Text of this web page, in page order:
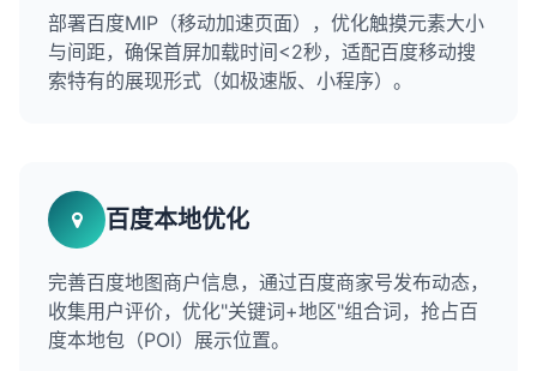
部署百度MIP（移动加速页面），优化触摸元素大小
与间距，确保首屏加载时间<2秒，适配百度移动搜
索特有的展现形式（如极速版、小程序）。
百度本地优化
完善百度地图商户信息，通过百度商家号发布动态，
收集用户评价，优化"关键词+地区"组合词，抢占百
度本地包（POI）展示位置。